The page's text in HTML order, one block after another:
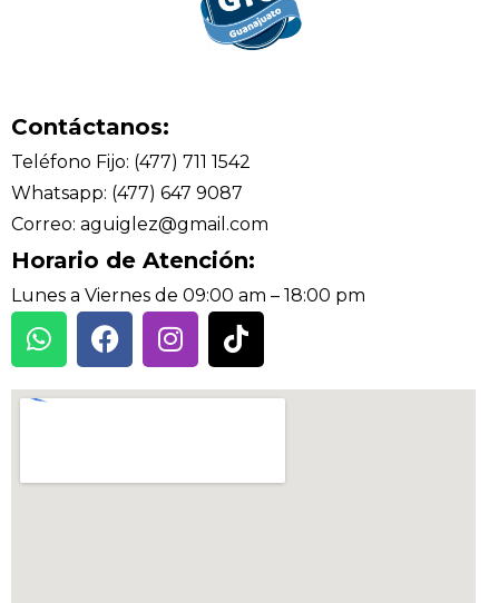
Contáctanos:
Teléfono Fijo: (477) 711 1542
Whatsapp: (477) 647 9087
Correo: aguiglez@gmail.com
Horario de Atención:
Lunes a Viernes de 09:00 am – 18:00 pm